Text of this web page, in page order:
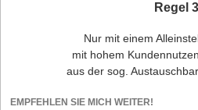
Regel 3
Nur mit einem
mit hohem
aus der sog.
EMPFEHLEN SIE MICH WEITER!